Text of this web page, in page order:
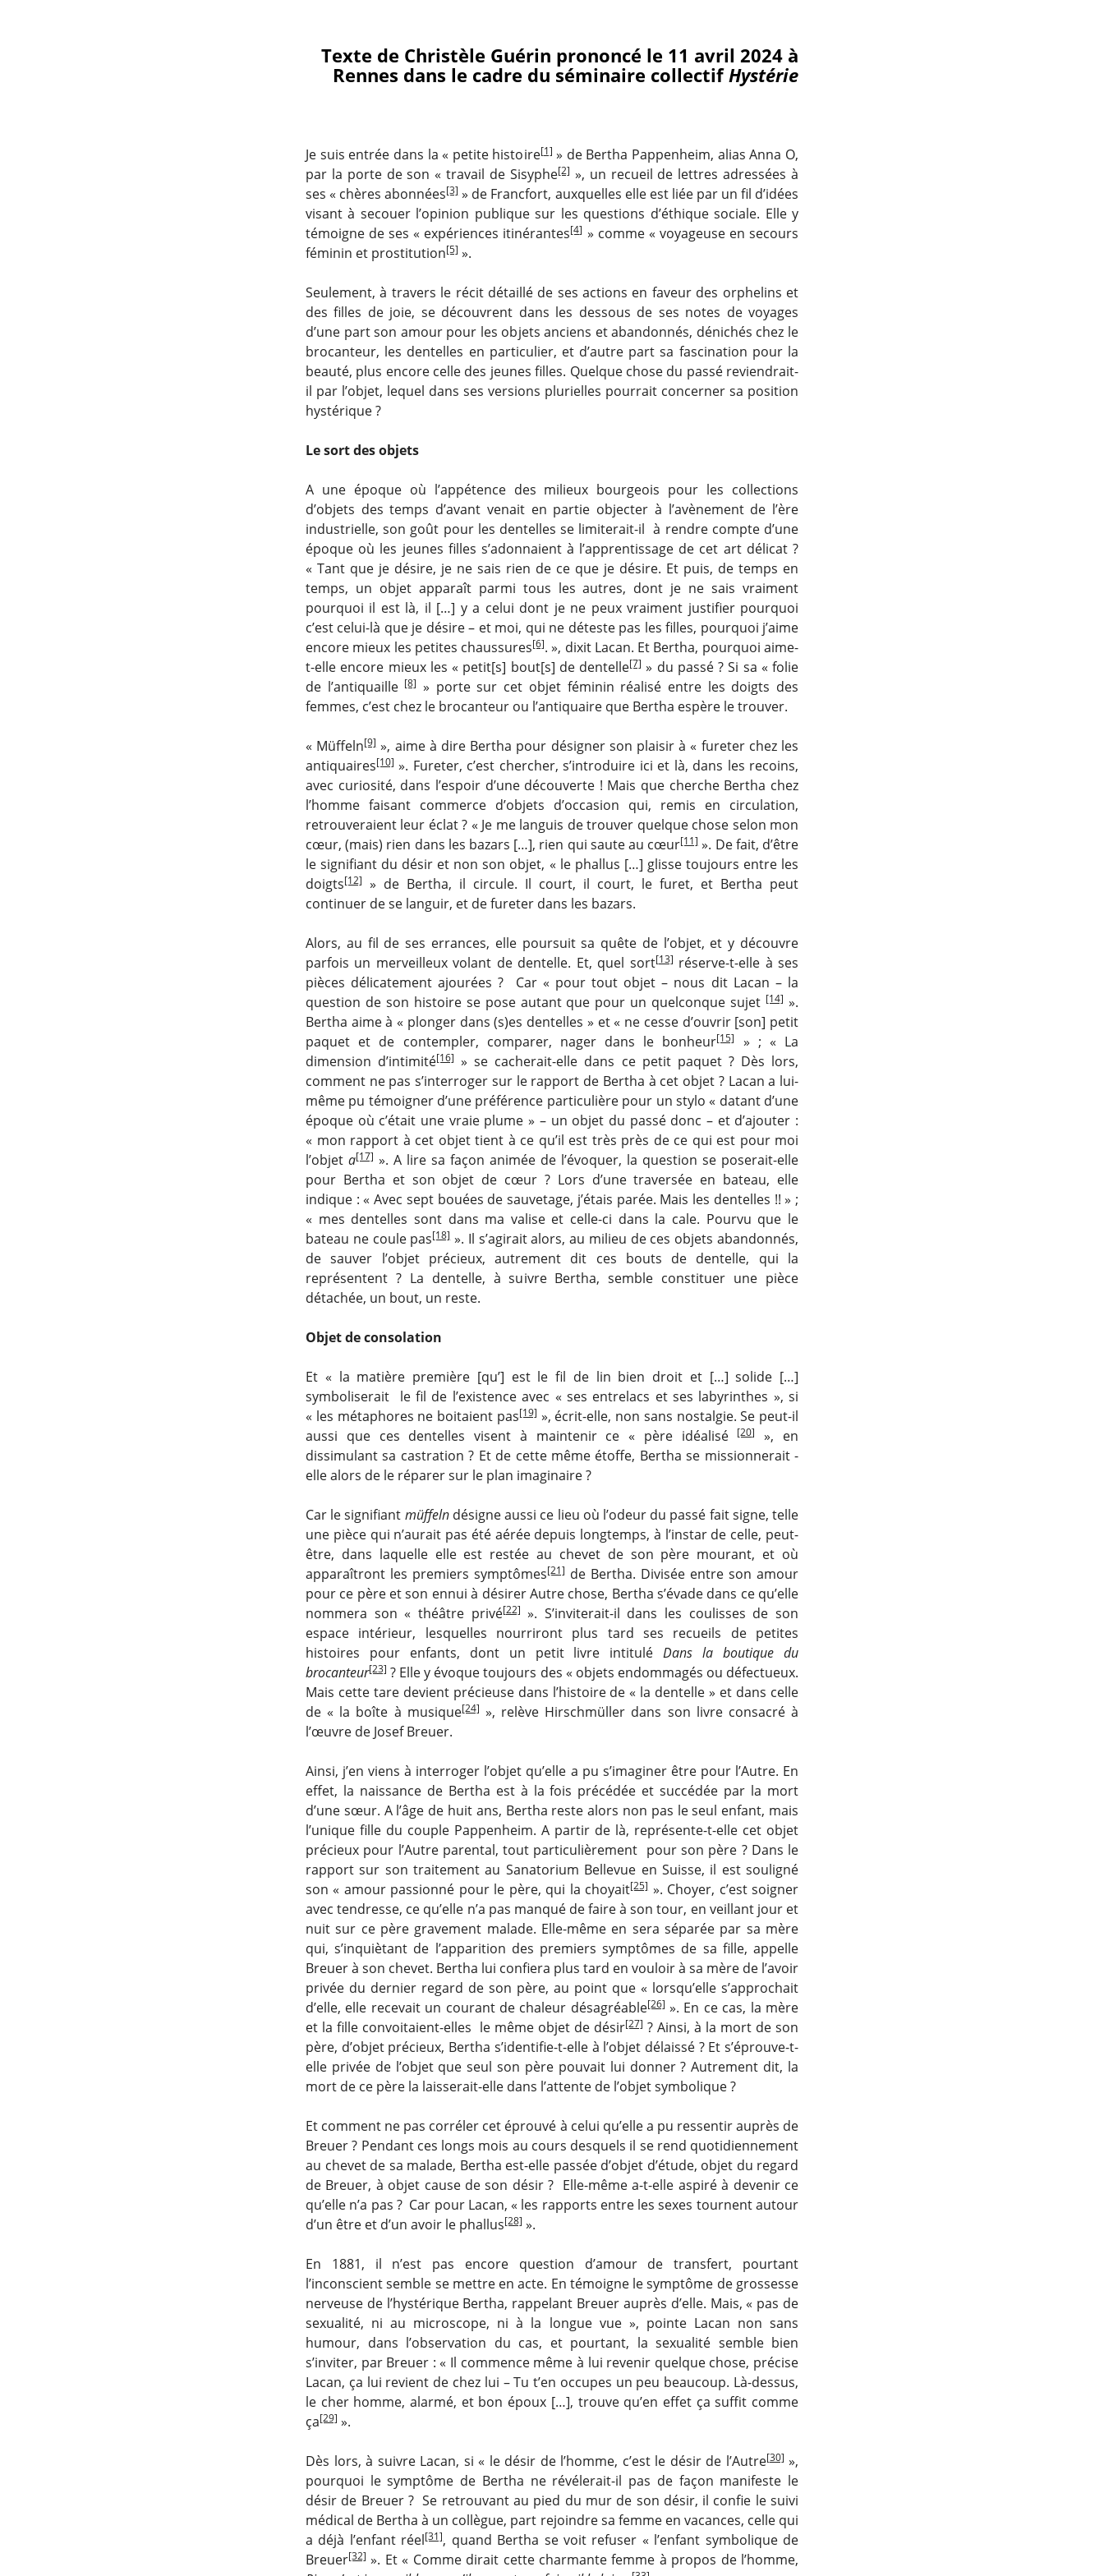
Texte de Christèle Guérin prononcé le 11 avril 2024 à
Rennes dans le cadre du séminaire collectifHystérie
Je suis entrée dans la « petite histoire[1] » de Bertha Pappenheim, alias Anna O,
par la porte de son « travail de Sisyphe[2] », un recueil de lettres adressées à
ses « chères abonnées[3]» de Francfort, auxquelles elle est liée par un fil d’idées
visant à secouer l’opinion publique sur les questions d’éthique sociale. Elle y
témoigne de ses « expériences itinérantes[4] » comme « voyageuse en secours
féminin et prostitution[5] ».
Seulement, à travers le récit détaillé de ses actions en faveur des orphelins et
des filles de joie, se découvrent dans les dessous de ses notes de voyages
d’une part son amour pour les objets anciens et abandonnés, dénichés chez le
brocanteur, les dentelles en particulier, et d’autre part sa fascination pour la
beauté, plus encore celle des jeunes filles. Quelque chose du passé reviendrait-
il par l’objet, lequel dans ses versions plurielles pourrait concerner sa position
hystérique ?
Le sort des objets
A une époque où l’appétence des milieux bourgeois pour les collections
d’objets des temps d’avant venait en partie objecter à l’avènement de l’ère
industrielle, son goût pour les dentelles se limiterait-il à rendre compte d’une
époque où les jeunes filles s’adonnaient à l’apprentissage de cet art délicat ?
« Tant que je désire, je ne sais rien de ce que je désire. Et puis, de temps en
temps, un objet apparaît parmi tous les autres, dont je ne sais vraiment
pourquoi il est là, il […] y a celui dont je ne peux vraiment justifier pourquoi
c’est celui-là que je désire – et moi, qui ne déteste pas les filles, pourquoi j’aime
encore mieux les petites chaussures[6]. », dixit Lacan. Et Bertha, pourquoi aime-
t-elle encore mieux les « petit[s] bout[s] de dentelle[7] » du passé ? Si sa « folie
de l’antiquaille [8] » porte sur cet objet féminin réalisé entre les doigts des
femmes, c’est chez le brocanteur ou l’antiquaire que Bertha espère le trouver.
« Müffeln[9]», aime à dire Bertha pour désigner son plaisir à « fureter chez les
antiquaires[10] ». Fureter, c’est chercher, s’introduire ici et là, dans les recoins,
avec curiosité, dans l’espoir d’une découverte ! Mais que cherche Bertha chez
l’homme faisant commerce d’objets d’occasion qui, remis en circulation,
retrouveraient leur éclat ? « Je me languis de trouver quelque chose selon mon
cœur, (mais) rien dans les bazars […], rien qui saute au cœur[11]». De fait, d’être
le signifiant du désir et non son objet, « le phallus […] glisse toujours entre les
doigts[12] » de Bertha, il circule. Il court, il court, le furet, et Bertha peut
continuer de se languir, et de fureter dans les bazars.
Alors, au fil de ses errances, elle poursuit sa quête de l’objet, et y découvre
parfois un merveilleux volant de dentelle. Et, quel sort[13] réserve-t-elle à ses
pièces délicatement ajourées ? Car « pour tout objet – nous dit Lacan – la
question de son histoire se pose autant que pour un quelconque sujet [14] ».
Bertha aime à « plonger dans (s)es dentelles » et « ne cesse d’ouvrir [son] petit
paquet et de contempler, comparer, nager dans le bonheur[15]
» ; « La
dimension d’intimité[16] » se cacherait-elle dans ce petit paquet ? Dès lors,
comment ne pas s’interroger sur le rapport de Bertha à cet objet ? Lacan a lui-
même pu témoigner d’une préférence particulière pour un stylo « datant d’une
époque où c’était une vraie plume » – un objet du passé donc – et d’ajouter :
« mon rapport à cet objet tient à ce qu’il est très près de ce qui est pour moi
l’objet a[17] ». A lire sa façon animée de l’évoquer, la question se poserait-elle
pour Bertha et son objet de cœur ? Lors d’une traversée en bateau, elle
indique : « Avec sept bouées de sauvetage, j’étais parée. Mais les dentelles !! » ;
« mes dentelles sont dans ma valise et celle-ci dans la cale. Pourvu que le
bateau ne coule pas[18]». Il s’agirait alors, au milieu de ces objets abandonnés,
de sauver l’objet précieux, autrement dit ces bouts de dentelle, qui la
représentent ? La dentelle, à suivre Bertha, semble constituer une pièce
détachée, un bout, un reste.
Objet de consolation
Et « la matière première [qu’] est le fil de lin bien droit et […] solide […]
symboliserait le fil de l’existence avec « ses entrelacs et ses labyrinthes », si
« les métaphores ne boitaient pas[19] », écrit-elle, non sans nostalgie. Se peut-il
aussi que ces dentelles visent à maintenir ce « père idéalisé
[20]
», en
dissimulant sa castration ? Et de cette même étoffe, Bertha se missionnerait -
elle alors de le réparer sur le plan imaginaire ?
Car le signifiant müffelndésigne aussi ce lieu où l’odeur du passé fait signe, telle
une pièce qui n’aurait pas été aérée depuis longtemps, à l’instar de celle, peut-
être, dans laquelle elle est restée au chevet de son père mourant, et où
apparaîtront les premiers symptômes[21] de Bertha. Divisée entre son amour
pour ce père et son ennui à désirer Autre chose, Bertha s’évade dans ce qu’elle
nommera son « théâtre privé[22] ». S’inviterait-il dans les coulisses de son
espace intérieur, lesquelles nourriront plus tard ses recueils de petites
histoires pour enfants, dont un petit livre intituléDans la boutique du
brocanteur[23] ? Elle y évoque toujours des « objets endommagés ou défectueux.
Mais cette tare devient précieuse dans l’histoire de « la dentelle » et dans celle
de « la boîte à musique[24] », relève Hirschmüller dans son livre consacré à
l’œuvre de Josef Breuer.
Ainsi, j’en viens à interroger l’objet qu’elle a pu s’imaginer être pour l’Autre. En
effet, la naissance de Bertha est à la fois précédée et succédée par la mort
d’une sœur. A l’âge de huit ans, Bertha reste alors non pas le seul enfant, mais
l’unique fille du couple Pappenheim. A partir de là, représente-t-elle cet objet
précieux pour l’Autre parental, tout particulièrement pour son père ? Dans le
rapport sur son traitement au Sanatorium Bellevue en Suisse, il est souligné
son « amour passionné pour le père, qui la choyait[25]». Choyer, c’est soigner
avec tendresse, ce qu’elle n’a pas manqué de faire à son tour, en veillant jour et
nuit sur ce père gravement malade. Elle-même en sera séparée par sa mère
qui, s’inquiètant de l’apparition des premiers symptômes de sa fille, appelle
Breuer à son chevet. Bertha lui confiera plus tard en vouloir à sa mère de l’avoir
privée du dernier regard de son père, au point que « lorsqu’elle s’approchait
d’elle, elle recevait un courant de chaleur désagréable[26] ». En ce cas, la mère
et la fille convoitaient-elles le même objet de désir[27] ? Ainsi, à la mort de son
père, d’objet précieux, Bertha s’identifie-t-elle à l’objet délaissé ? Et s’éprouve-t-
elle privée de l’objet que seul son père pouvait lui donner ? Autrement dit, la
mort de ce père la laisserait-elle dans l’attente de l’objet symbolique ?
Et comment ne pas corréler cet éprouvé à celui qu’elle a pu ressentir auprès de
Breuer ? Pendant ces longs mois au cours desquels il se rend quotidiennement
au chevet de sa malade, Bertha est-elle passée d’objet d’étude, objet du regard
de Breuer, à objet cause de son désir ? Elle-même a-t-elle aspiré à devenir ce
qu’elle n’a pas ? Car pour Lacan, « les rapports entre les sexes tournent autour
d’un être et d’un avoir le phallus[28] ».
En 1881, il n’est pas encore question d’amour de transfert, pourtant
l’inconscient semble se mettre en acte. En témoigne le symptôme de grossesse
nerveuse de l’hystérique Bertha, rappelant Breuer auprès d’elle. Mais, « pas de
sexualité, ni au microscope, ni à la longue vue », pointe Lacan non sans
humour, dans l’observation du cas, et pourtant, la sexualité semble bien
s’inviter, par Breuer : « Il commence même à lui revenir quelque chose, précise
Lacan, ça lui revient de chez lui – Tu t’en occupes un peu beaucoup. Là-dessus,
le cher homme, alarmé, et bon époux […], trouve qu’en effet ça suffit comme
ça[29] ».
Dès lors, à suivre Lacan, si « le désir de l’homme, c’est le désir de l’Autre[30] »,
pourquoi le symptôme de Bertha ne révélerait-il pas de façon manifeste le
désir de Breuer ? Se retrouvant au pied du mur de son désir, il confie le suivi
médical de Bertha à un collègue, part rejoindre sa femme en vacances, celle qui
a déjà l’enfant réel[31], quand Bertha se voit refuser « l’enfant symbolique de
Breuer[32] ». Et « Comme dirait cette charmante femme à propos de l’homme,